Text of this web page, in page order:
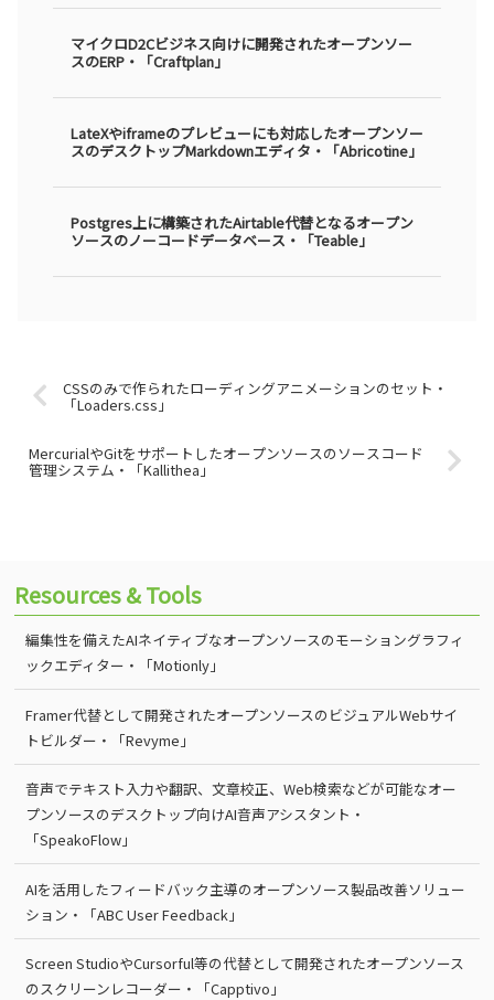
マイクロD2Cビジネス向けに開発されたオープンソー
スのERP・「Craftplan」
LateXやiframeのプレビューにも対応したオープンソー
スのデスクトップMarkdownエディタ・「Abricotine」
Postgres上に構築されたAirtable代替となるオープン
ソースのノーコードデータベース・「Teable」
CSSのみで作られたローディングアニメーションのセット・
「Loaders.css」
MercurialやGitをサポートしたオープンソースのソースコード
管理システム・「Kallithea」
Resources & Tools
編集性を備えたAIネイティブなオープンソースのモーショングラフィ
ックエディター・「Motionly」
Framer代替として開発されたオープンソースのビジュアルWebサイ
トビルダー・「Revyme」
音声でテキスト入力や翻訳、文章校正、Web検索などが可能なオー
プンソースのデスクトップ向けAI音声アシスタント・
「SpeakoFlow」
AIを活用したフィードバック主導のオープンソース製品改善ソリュー
ション・「ABC User Feedback」
Screen StudioやCursorful等の代替として開発されたオープンソース
のスクリーンレコーダー・「Capptivo」